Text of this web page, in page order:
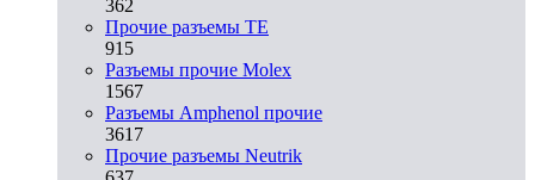
362
Прочие разъемы TE
915
Разъемы прочие Molex
1567
Разъемы Amphenol прочие
3617
Прочие разъемы Neutrik